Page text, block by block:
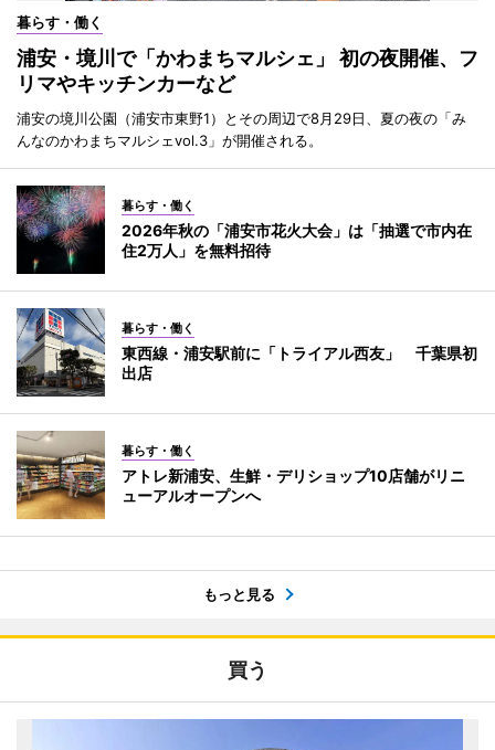
暮らす・働く
浦安・境川で「かわまちマルシェ」 初の夜開催、フ
リマやキッチンカーなど
浦安の境川公園（浦安市東野1）とその周辺で8月29日、夏の夜の「み
んなのかわまちマルシェvol.3」が開催される。
暮らす・働く
2026年秋の「浦安市花火大会」は「抽選で市内在
住2万人」を無料招待
暮らす・働く
東西線・浦安駅前に「トライアル西友」 千葉県初
出店
暮らす・働く
アトレ新浦安、生鮮・デリショップ10店舗がリニ
ューアルオープンへ
もっと見る
買う